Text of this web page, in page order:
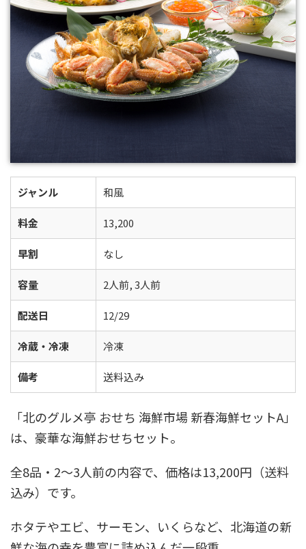
ジャンル 和風
料金 13,200
早割 なし
容量 2人前, 3人前
配送日 12/29
冷蔵・冷凍 冷凍
備考 送料込み
「北のグルメ亭 おせち 海鮮市場 新春海鮮セットA」
は、豪華な海鮮おせちセット。
全8品・2～3人前の内容で、価格は13,200円（送料
込み）です。
ホタテやエビ、サーモン、いくらなど、北海道の新